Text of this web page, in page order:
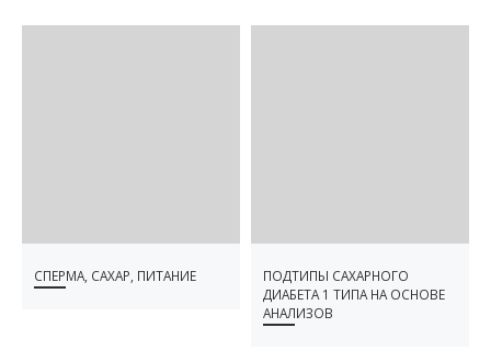
СПЕРМА, САХАР, ПИТАНИЕ
ПОДТИПЫ САХАРНОГО
ДИАБЕТА 1 ТИПА НА ОСНОВЕ
АНАЛИЗОВ